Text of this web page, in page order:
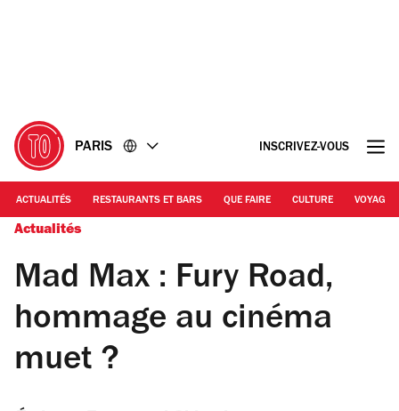
PARIS INSCRIVEZ-VOUS
ACTUALITÉS RESTAURANTS ET BARS QUE FAIRE CULTURE VOYAGE
Actualités
Mad Max : Fury Road,
hommage au cinéma
muet ?